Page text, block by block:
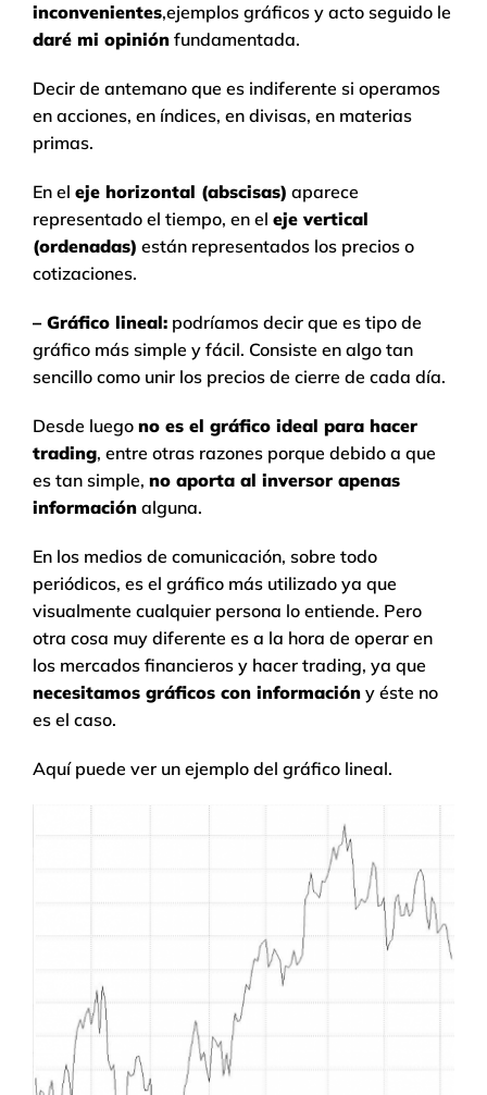
inconvenientes,ejemplos gráficos y acto seguido le
daré mi opinión fundamentada.
Decir de antemano que es indiferente si operamos
en acciones, en índices, en divisas, en materias
primas.
En el eje horizontal (abscisas) aparece
representado el tiempo, en el eje vertical
(ordenadas) están representados los precios o
cotizaciones.
– Gráfico lineal: podríamos decir que es tipo de
gráfico más simple y fácil. Consiste en algo tan
sencillo como unir los precios de cierre de cada día.
Desde luego no es el gráfico ideal para hacer
trading, entre otras razones porque debido a que
es tan simple, no aporta al inversor apenas
información alguna.
En los medios de comunicación, sobre todo
periódicos, es el gráfico más utilizado ya que
visualmente cualquier persona lo entiende. Pero
otra cosa muy diferente es a la hora de operar en
los mercados financieros y hacer trading, ya que
necesitamos gráficos con información y éste no
es el caso.
Aquí puede ver un ejemplo del gráfico lineal.